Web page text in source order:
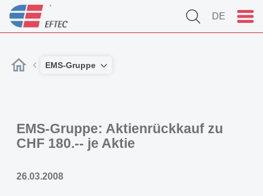
DE
EMS-Gruppe
EMS-Gruppe: Aktienrückkauf zu
CHF 180.-- je Aktie
26.03.2008